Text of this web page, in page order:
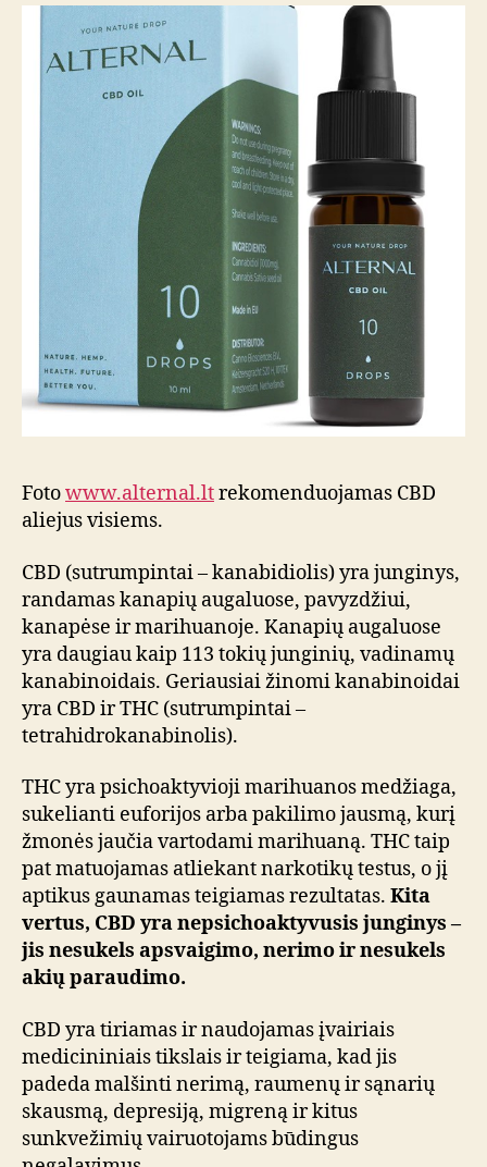
Fotowww.alternal.ltrekomenduojamas CBD
aliejus visiems.
CBD (sutrumpintai – kanabidiolis) yra junginys,
randamas kanapių augaluose, pavyzdžiui,
kanapėse ir marihuanoje. Kanapių augaluose
yra daugiau kaip 113 tokių junginių, vadinamų
kanabinoidais. Geriausiai žinomi kanabinoidai
yra CBD ir THC (sutrumpintai –
tetrahidrokanabinolis).
THC yra psichoaktyvioji marihuanos medžiaga,
sukelianti euforijos arba pakilimo jausmą, kurį
žmonės jaučia vartodami marihuaną. THC taip
pat matuojamas atliekant narkotikų testus, o jį
aptikus gaunamas teigiamas rezultatas. Kita
vertus, CBD yra nepsichoaktyvusis junginys –
jis nesukels apsvaigimo, nerimo ir nesukels
akių paraudimo.
CBD yra tiriamas ir naudojamas įvairiais
medicininiais tikslais ir teigiama, kad jis
padeda malšinti nerimą, raumenų ir sąnarių
skausmą, depresiją, migreną ir kitus
sunkvežimių vairuotojams būdingus